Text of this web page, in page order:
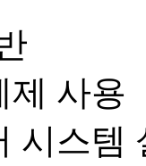
제 사용
시스템